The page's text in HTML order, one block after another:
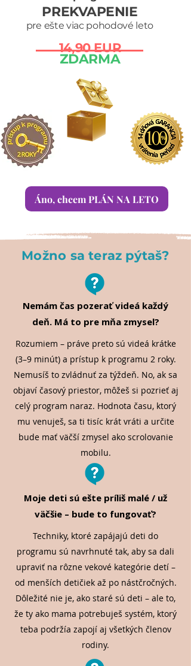
PREKVAPENIE
pre ešte viac pohodové leto
14,90 EUR
ZDARMA
Áno, chcem PLÁN NA LETO
Možno sa teraz pýtaš?
Nemám čas pozerať videá každý
deň. Má to pre mňa zmysel?
Rozumiem – práve preto sú videá krátke
(3–9 minút) a prístup k programu 2 roky.
Nemusíš to zvládnuť za týždeň. No, ak sa
objaví časový priestor, môžeš si pozrieť aj
celý program naraz. Hodnota času, ktorý
mu venuješ, sa ti tisíc krát vráti a určite
bude mať väčší zmysel ako scrolovanie
mobilu.
Moje deti sú ešte príliš malé / už
väčšie – bude to fungovať?
Techniky, ktoré zapájajú deti do
programu sú navrhnuté tak, aby sa dali
upraviť na rôzne vekové kategórie detí –
od menších detičiek až po nástčročných.
Dôležité nie je, ako staré sú deti – ale to,
že ty ako mama potrebuješ systém, ktorý
teba podržía zapojí aj všetkých členov
rodiny.